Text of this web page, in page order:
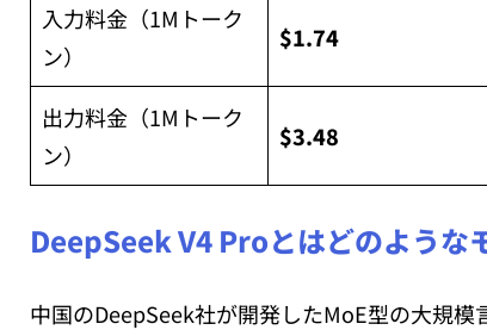
入力料金（1Mトーク
ン）
$1.74
出力料金（1Mトーク
ン）
$3.48
DeepSeek V4 Proとはどのような
中国のDeepSeek社が開発したMoE型の大規模